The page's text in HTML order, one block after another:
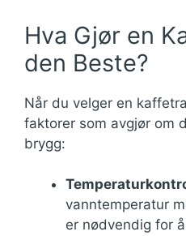
Hva Gjør en
den Beste?
Når du velger en
faktorer som avgjør om
brygg:
vanntemperatur
er nødvendig for